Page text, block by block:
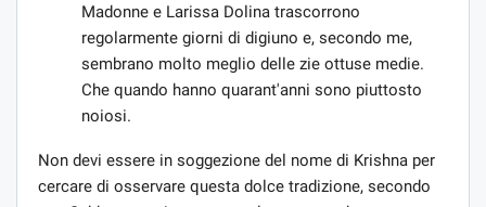
Madonne e Larissa Dolina trascorrono
regolarmente giorni di digiuno e, secondo me,
sembrano molto meglio delle zie ottuse medie.
Che quando hanno quarant'anni sono piuttosto
noiosi.
Non devi essere in soggezione del nome di Krishna per
cercare di osservare questa dolce tradizione, secondo